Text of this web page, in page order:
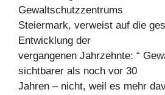
Gewaltschutzzentrums
Steiermark, verweist auf die
Entwicklung der
vergangenen Jahrzehnte: “
sichtbarer als noch vor 30
Jahren – nicht, weil es mehr